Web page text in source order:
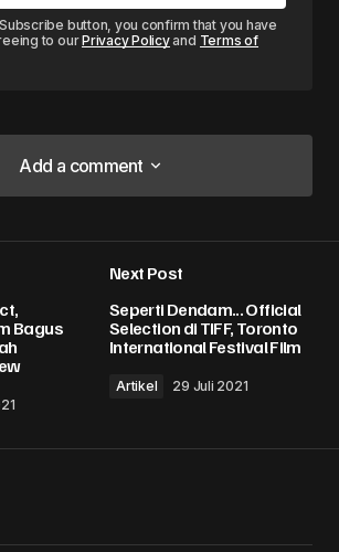
button, you confirm that you have
to ourPrivacy Policyand Terms of
Add a comment
Add a comment
ditandai *
Bagus
Next Post
Seperti Dendam... Official
Selection di TIFF, Toronto
International Festival Film
Artikel 29 Juli 2021